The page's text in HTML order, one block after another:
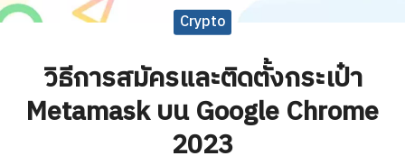
CODE ธนาคารในประเทศไทยCrypto
วิธีการสมัครและติดตั้งกระเป๋า
Metamask บน Google Chrome
2023